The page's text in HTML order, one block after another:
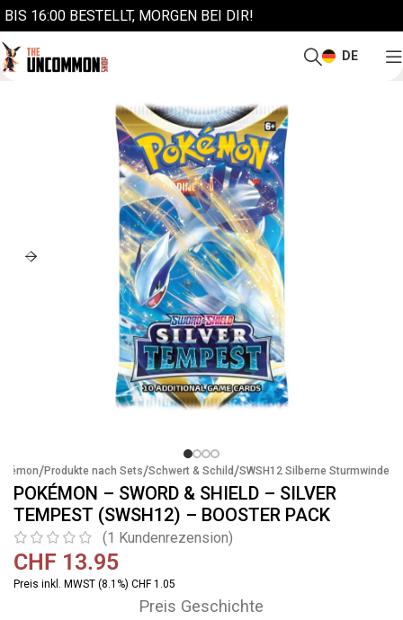
BIS 16:00 BESTELLT, MORGEN BEI DIR!
DE
/Produkte nach Sets/Schwert & Schild/SWSH12 Silberne Sturmwinde
POKÉMON – SWORD & SHIELD – SILVER
TEMPEST (SWSH12) – BOOSTER PACK
(1 Kundenrezension)
CHF 13.95
Preis inkl. MWST (8.1%) CHF 1.05
Preis Geschichte